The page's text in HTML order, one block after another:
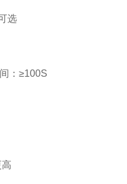
选
：≥100S